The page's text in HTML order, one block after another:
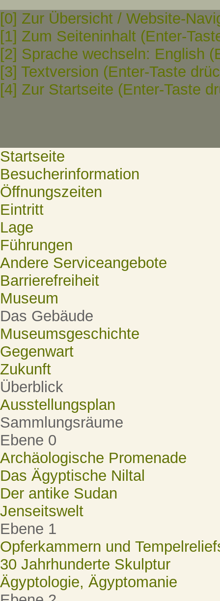
[0] Zur Übersicht / Website-
[1] Zum Seiteninhalt (Enter-
[2] Sprache wechseln: English
[3] Textversion (Enter-Taste
[4] Zur Startseite (Enter-Taste
Startseite
Besucherinformation
Öffnungszeiten
Eintritt
Lage
Führungen
Andere Serviceangebote
Barrierefreiheit
Museum
Das Gebäude
Museumsgeschichte
Gegenwart
Zukunft
Überblick
Ausstellungsplan
Sammlungsräume
Ebene 0
Archäologische Promenade
Das Ägyptische Niltal
Der antike Sudan
Jenseitswelt
Ebene 1
Opferkammern und
30 Jahrhunderte Skulptur
Ägyptologie, Ägyptomanie